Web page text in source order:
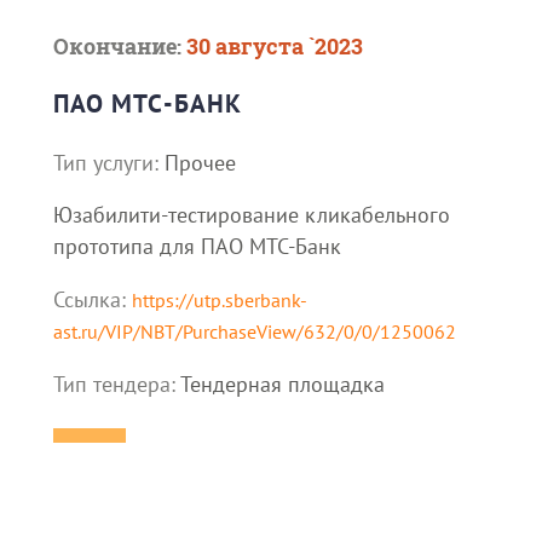
Окончание:30 августа `2023
ПАО МТС-БАНК
Тип услуги: Прочее
Юзабилити-тестирование кликабельного
прототипа для ПАО МТС-Банк
Ссылка: https://utp.sberbank-
ast.ru/VIP/NBT/PurchaseView/632/0/0/1250062
Тип тендера:Тендерная площадка